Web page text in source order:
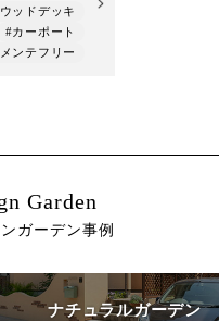
ッドデッキ
#カーポート
ンテフリー
Garden
ガーデン事例
ナチュラルガーデン